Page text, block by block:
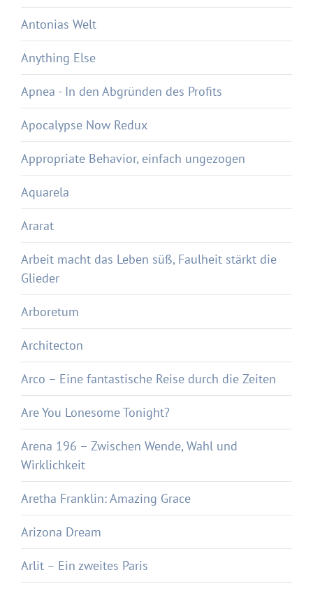
Antonias Welt
Anything Else
Apnea - In den Abgründen des Profits
Apocalypse Now Redux
Appropriate Behavior, einfach ungezogen
Aquarela
Ararat
Arbeit macht das Leben süß, Faulheit stärkt die
Glieder
Arboretum
Architecton
Arco – Eine fantastische Reise durch die Zeiten
Are You Lonesome Tonight?
Arena 196 – Zwischen Wende, Wahl und
Wirklichkeit
Aretha Franklin: Amazing Grace
Arizona Dream
Arlit – Ein zweites Paris